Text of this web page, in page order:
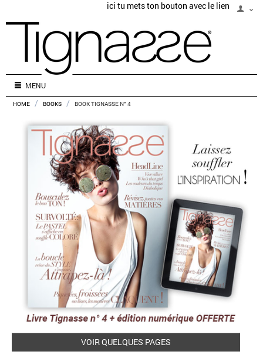
ici tu mets ton bouton avec le lien
MENU
HOME / BOOKS / BOOK TIGNASSE N° 4
VOIR QUELQUES PAGES